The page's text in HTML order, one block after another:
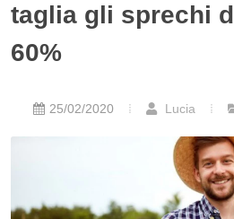
taglia gli sprechi
60%
25/02/2020 Lucia